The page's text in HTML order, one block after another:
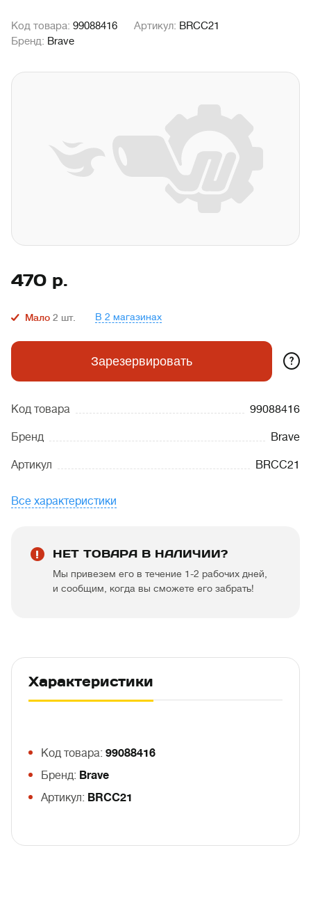
Код товара: 99088416 Артикул: BRCC21
Бренд: Brave
470 р.
Мало 2 шт. В 2 магазинах
Зарезервировать ?
Код товара 99088416
Бренд Brave
Артикул BRCC21
Все характеристики
НЕТ ТОВАРА В НАЛИЧИИ?
Мы привезем его в течение 1-2 рабочих дней,
и сообщим, когда вы сможете его забрать!
Характеристики
Код товара: 99088416
Бренд: Brave
Артикул: BRCC21